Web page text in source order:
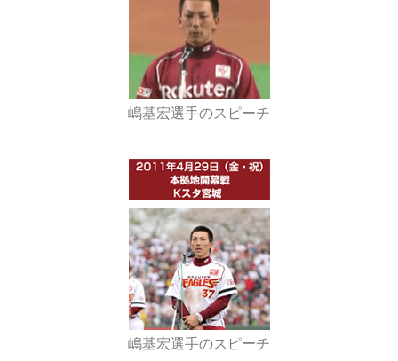
嶋基宏選手のスピーチ
嶋基宏選手のスピーチ